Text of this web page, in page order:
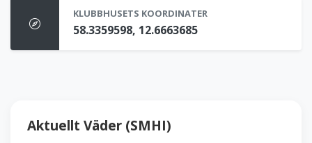
KLUBBHUSETS KOORDINATER
58.3359598, 12.6663685
Aktuellt Väder (SMHI)